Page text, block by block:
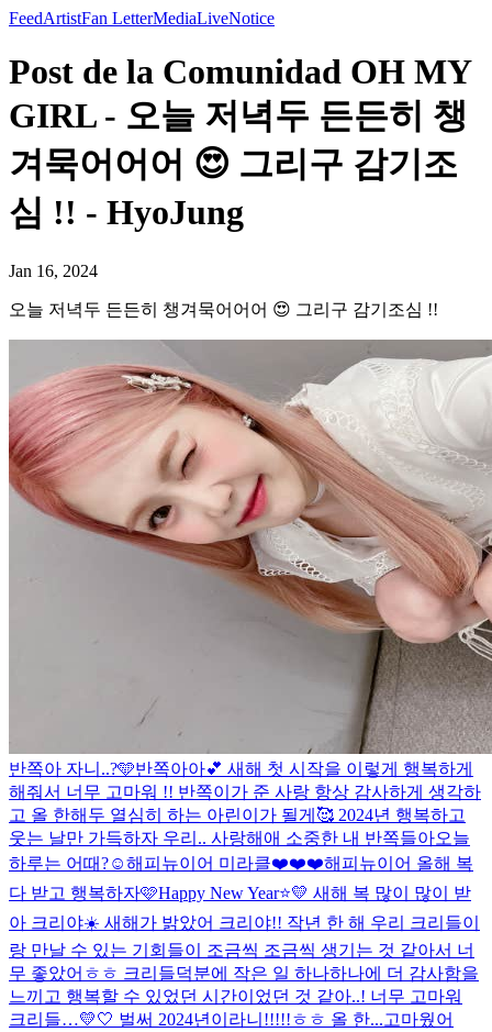
FeedArtistFan LetterMediaLiveNotice
Post de la Comunidad OH MY
GIRL - 오늘 저녁두 든든히 챙
겨묵어어어 😍 그리구 감기조
심 !! - HyoJung
Jan 16, 2024
오늘 저녁두 든든히 챙겨묵어어어 😍 그리구 감기조심 !!
반쪽아 자니..?🩵반쪽아아💕 새해 첫 시작을 이렇게 행복하게
해줘서 너무 고마워 !! 반쪽이가 준 사랑 항상 감사하게 생각하
고 올 한해두 열심히 하는 아린이가 될게🥰 2024년 행복하고
웃는 날만 가득하자 우리.. 사랑해애 소중한 내 반쪽들아오늘
하루는 어때?☺️해피뉴이어 미라클❤️❤️❤️해피뉴이어 올해 복
다 받고 행복하자🩷Happy New Year⭐️💛 새해 복 많이 많이 받
아 크리야☀️ 새해가 밝았어 크리야!! 작년 한 해 우리 크리들이
랑 만날 수 있는 기회들이 조금씩 조금씩 생기는 것 같아서 너
무 좋았어ㅎㅎ 크리들덕분에 작은 일 하나하나에 더 감사함을
느끼고 행복할 수 있었던 시간이었던 것 같아..! 너무 고마워
크리들…💛🤍 벌써 2024년이라니!!!!!ㅎㅎ 올 한...고마웠어